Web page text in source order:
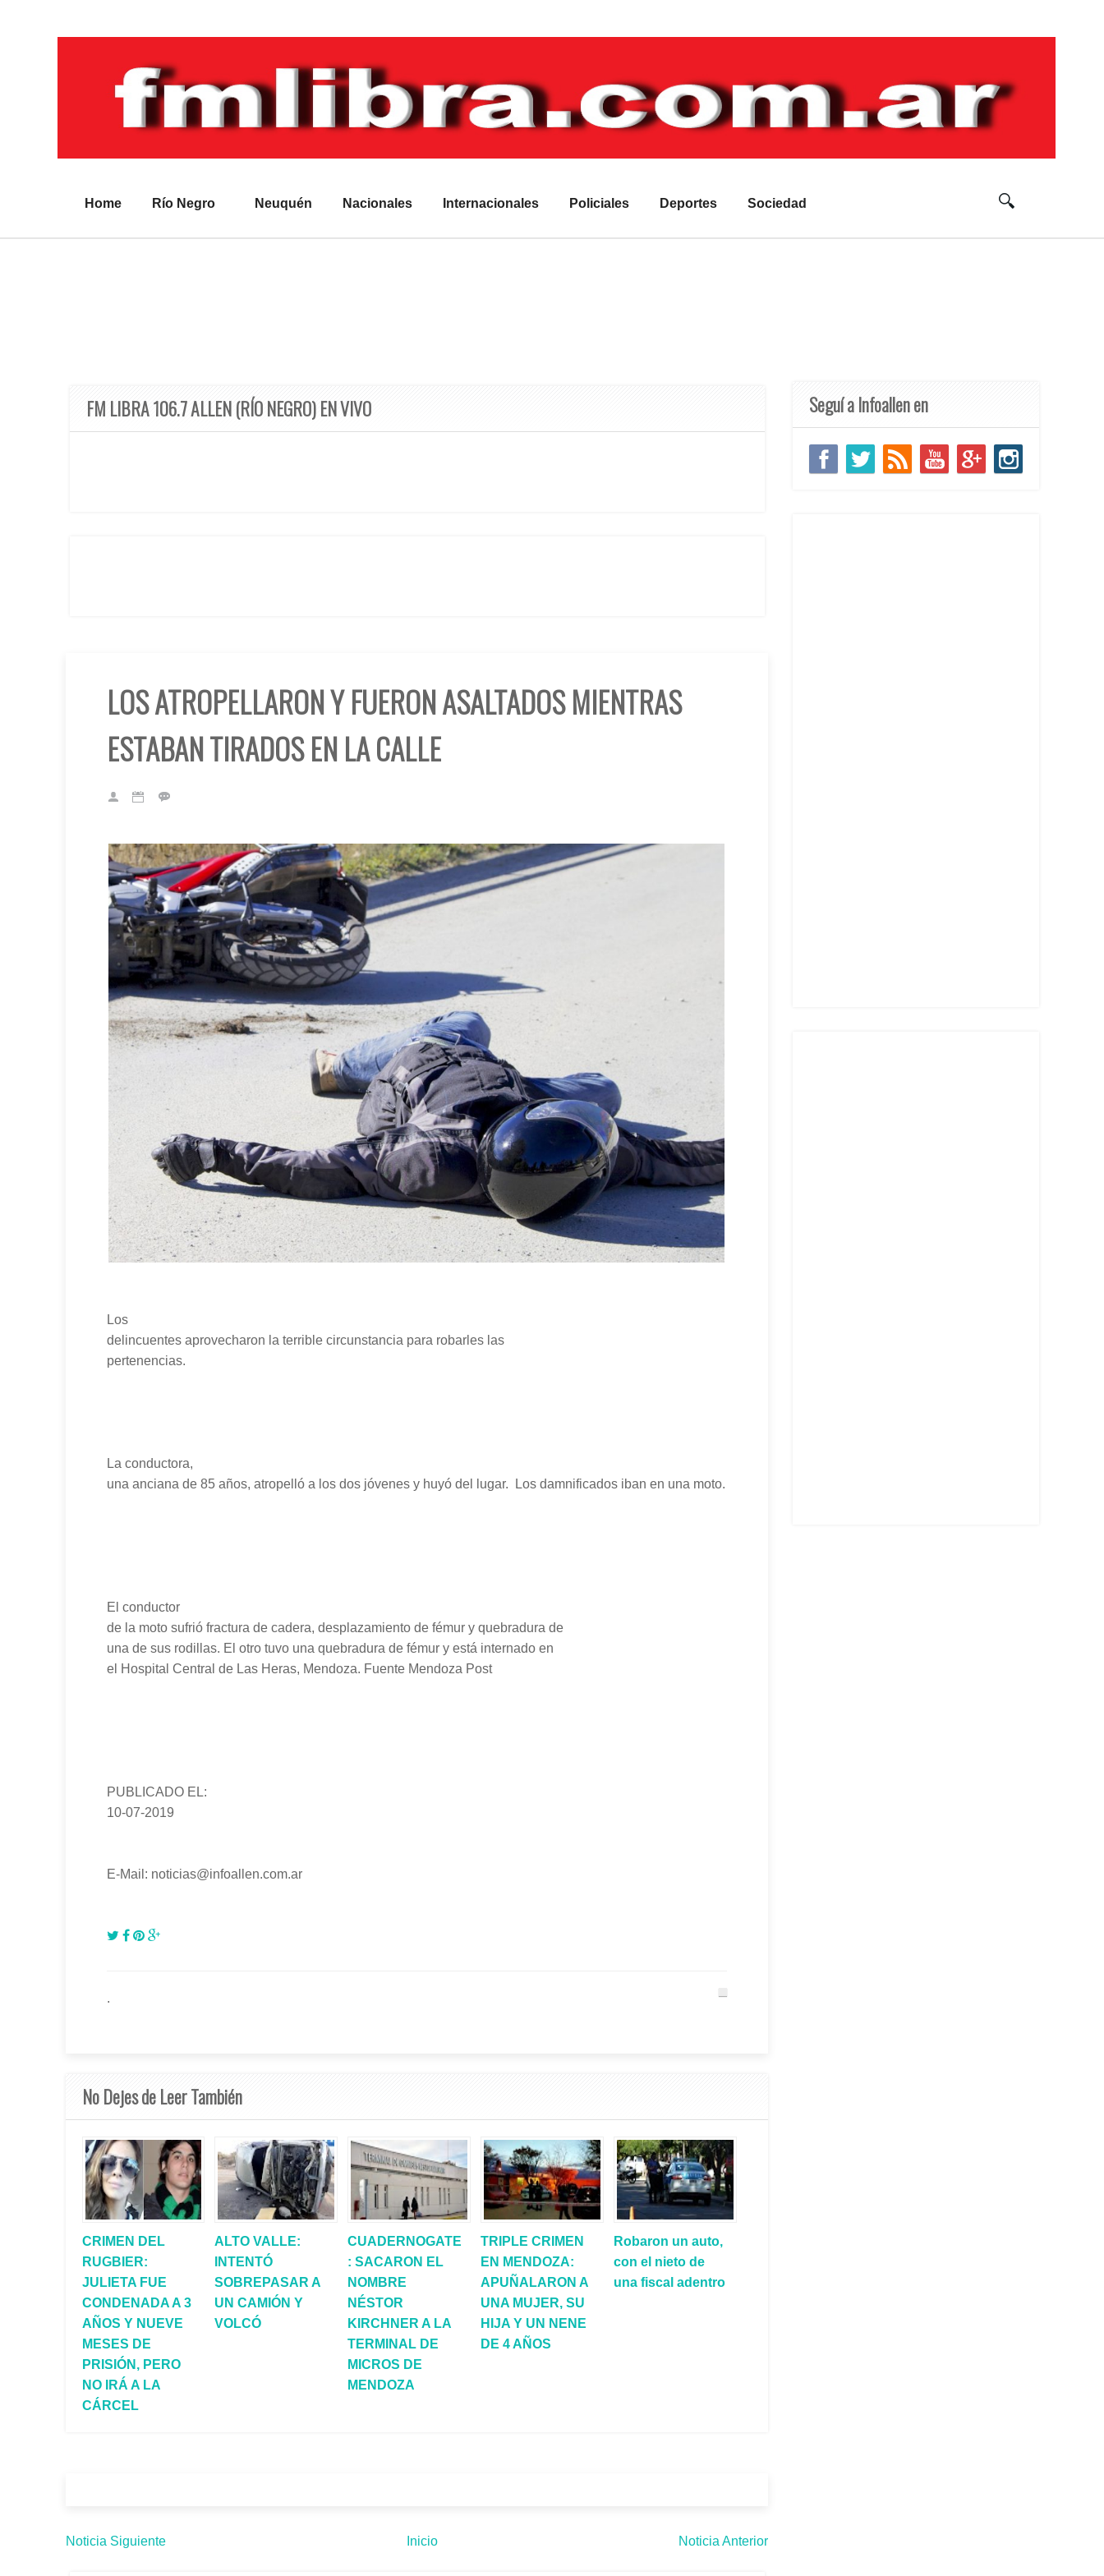
Home Río Negro Neuquén Nacionales Internacionales Policiales Deportes Sociedad
FM LIBRA 106.7 ALLEN (RÍO NEGRO) EN VIVO
LOS ATROPELLARON Y FUERON ASALTADOS MIENTRAS
ESTABAN TIRADOS EN LA CALLE
Los
delincuentes aprovecharon la terrible circunstancia para robarles las
pertenencias.
La conductora,
una anciana de 85 años, atropelló a los dos jóvenes y huyó del lugar. Los damnificados iban en una moto.
El conductor
de la moto sufrió fractura de cadera, desplazamiento de fémur y quebradura de
una de sus rodillas. El otro tuvo una quebradura de fémur y está internado en
el Hospital Central de Las Heras, Mendoza. Fuente Mendoza Post
PUBLICADO EL:
10-07-2019
E-Mail: noticias@infoallen.com.ar
.
No Dejes de Leer También
CRIMEN DEL
RUGBIER:
JULIETA FUE
CONDENADA A 3
AÑOS Y NUEVE
MESES DE
PRISIÓN, PERO
NO IRÁ A LA
CÁRCEL
ALTO VALLE:
INTENTÓ
SOBREPASAR A
UN CAMIÓN Y
VOLCÓ
CUADERNOGATE
: SACARON EL
NOMBRE
NÉSTOR
KIRCHNER A LA
TERMINAL DE
MICROS DE
MENDOZA
TRIPLE CRIMEN
EN MENDOZA:
APUÑALARON A
UNA MUJER, SU
HIJA Y UN NENE
DE 4 AÑOS
Robaron un auto,
con el nieto de
una fiscal adentro
Noticia Siguiente Inicio Noticia Anterior
Seguí a Infoallen en